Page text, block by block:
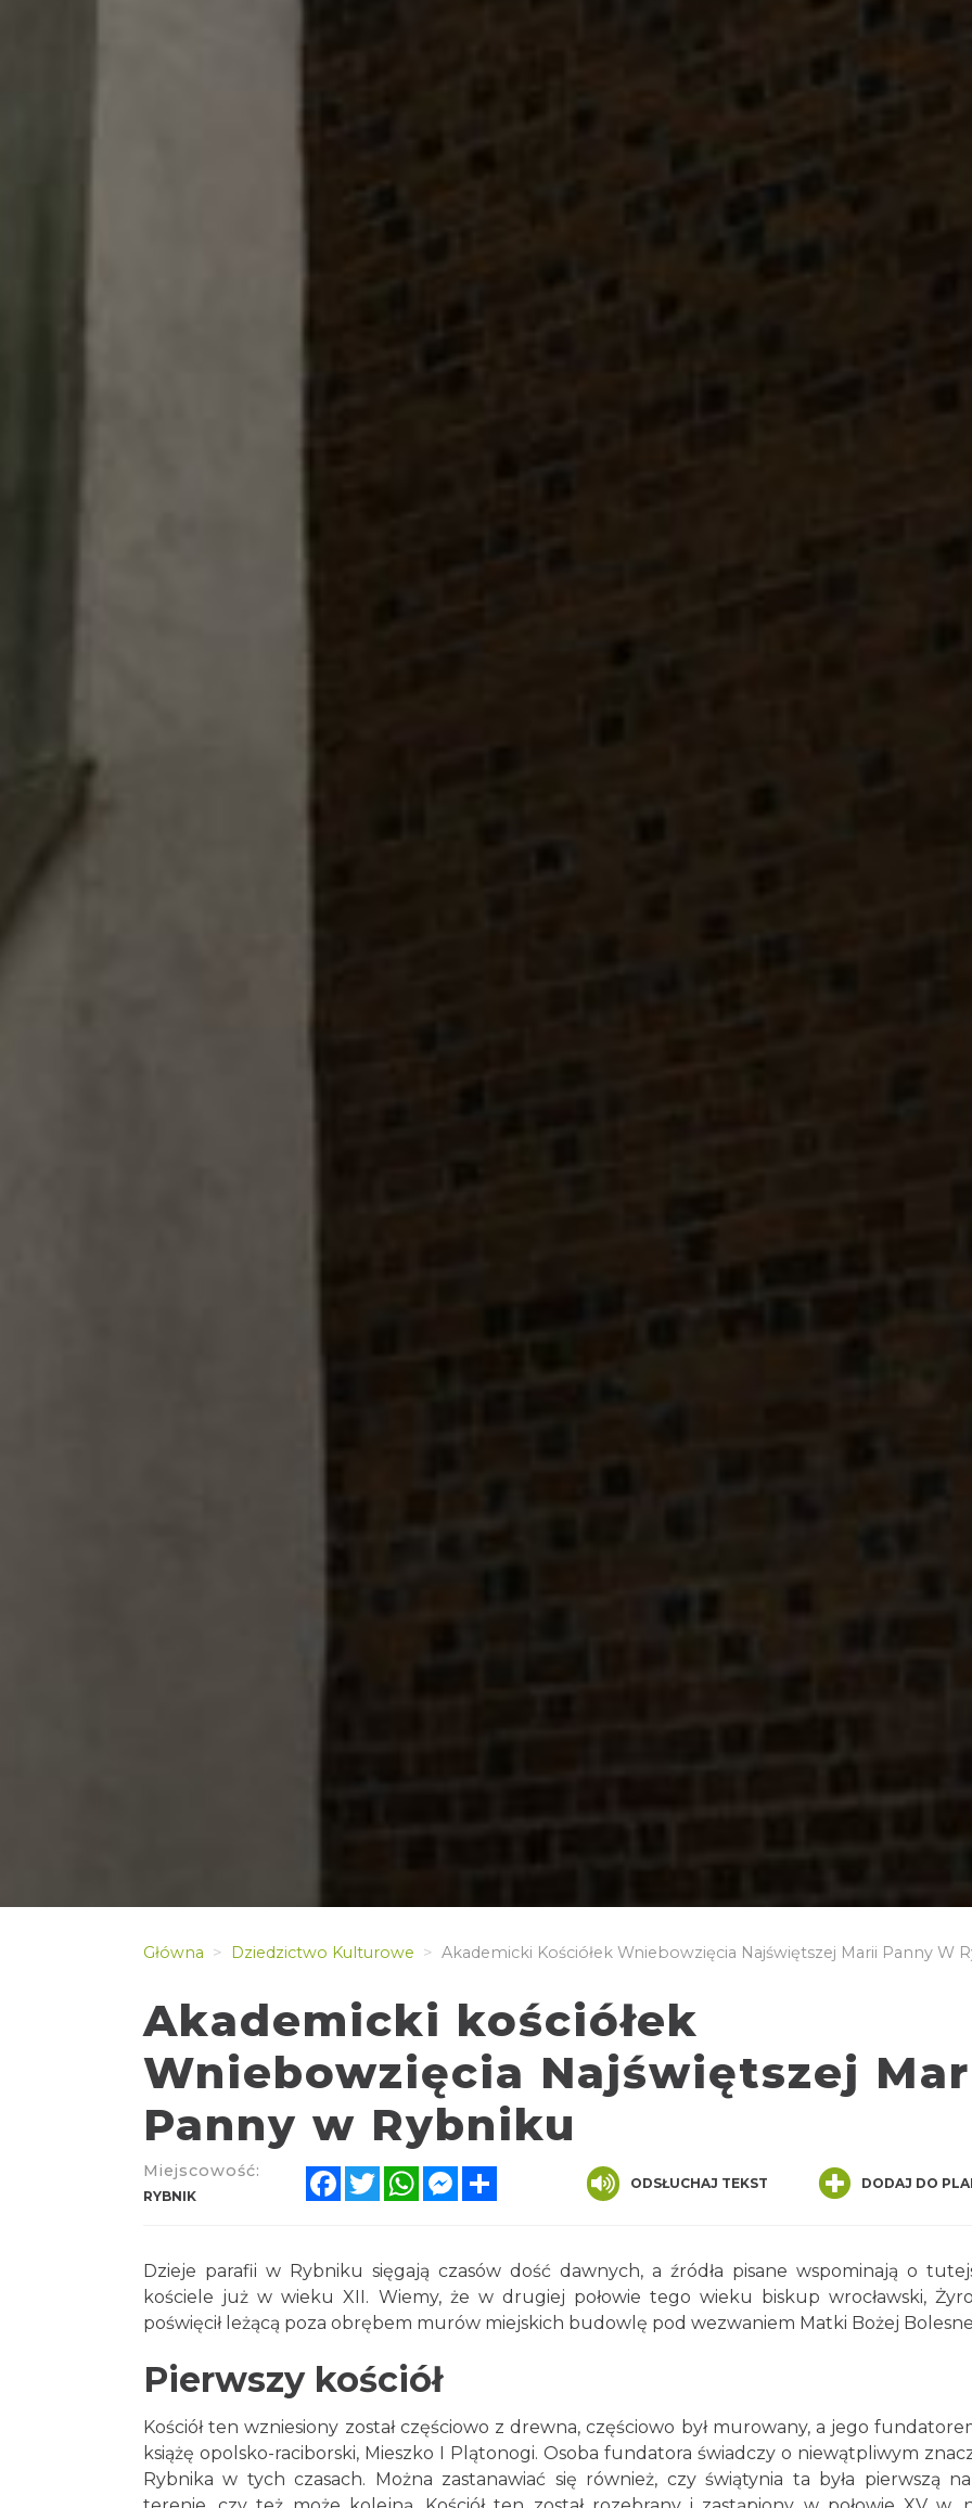
Główna Dziedzictwo Kulturowe Akademicki Kościółek Wniebowzięcia Najświętszej Marii Panny W
Akademicki kościółek
Wniebowzięcia Najświętszej
Panny w Rybniku
Miejscowość:
RYBNIK
FacebookTwitterWhatsAppMessenger ODSŁUCHAJ TEKST DODAJ DO
Dzieje parafii w Rybniku sięgają czasów dość dawnych, a źródła pisane wspominają o
kościele już w wieku XII. Wiemy, że w drugiej połowie tego wieku biskup wrocławski,
poświęcił leżącą poza obrębem murów miejskich budowlę pod wezwaniem Matki Bożej
Pierwszy kościół
Kościół ten wzniesiony został częściowo z drewna, częściowo był murowany, a jego
książę opolsko-raciborski, Mieszko I Plątonogi. Osoba fundatora świadczy o niewątpliwym
Rybnika w tych czasach. Można zastanawiać się również, czy świątynia ta była pierwszą